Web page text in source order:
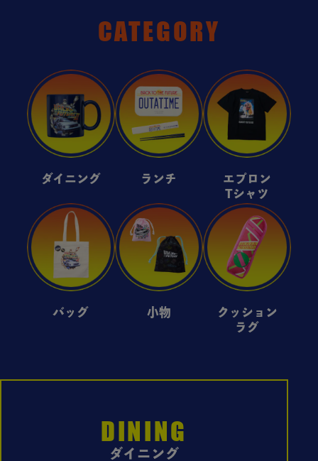
CATEGORY
ダイニング ランチ
エプロン
Tシャツ
バッグ 小物
クッション
ラグ
DINING
ダイニング